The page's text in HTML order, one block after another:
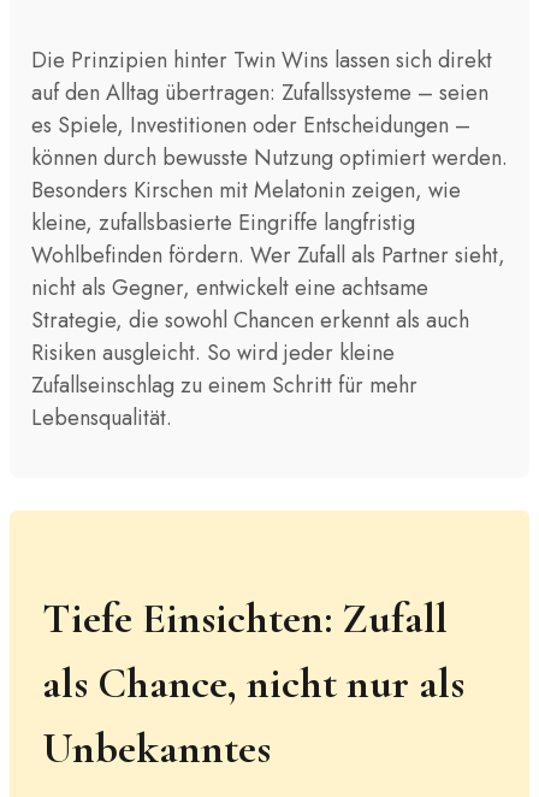
Die Prinzipien hinter Twin Wins lassen sich direkt
auf den Alltag übertragen: Zufallssysteme – seien
es Spiele, Investitionen oder Entscheidungen –
können durch bewusste Nutzung optimiert werden.
Besonders Kirschen mit Melatonin zeigen, wie
kleine, zufallsbasierte Eingriffe langfristig
Wohlbefinden fördern. Wer Zufall als Partner sieht,
nicht als Gegner, entwickelt eine achtsame
Strategie, die sowohl Chancen erkennt als auch
Risiken ausgleicht. So wird jeder kleine
Zufallseinschlag zu einem Schritt für mehr
Lebensqualität.
Tiefe Einsichten: Zufall
als Chance, nicht nur als
Unbekanntes